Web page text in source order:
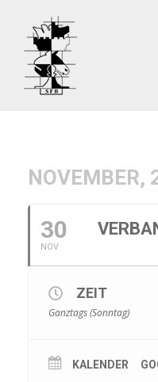
springen
NOVEMBER,
30
NOV
ZEIT
Ganztags (Sonntag)
KALENDER